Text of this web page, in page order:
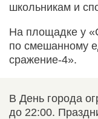
школьникам и
На площадке у
по смешанному
сражение-4».
В День города
до 22:00.